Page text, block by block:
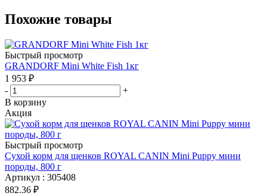
Похожие товары
Быстрый просмотр
GRANDORF Mini White Fish 1кг
1 953 ₽
-
+
В корзину
Акция
Быстрый просмотр
Сухой корм для щенков ROYAL CANIN Mini Puppy мини
породы, 800 г
Артикул : 305408
882.36 ₽